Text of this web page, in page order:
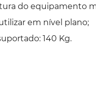
do equipamento
em nível plano;
140 Kg.